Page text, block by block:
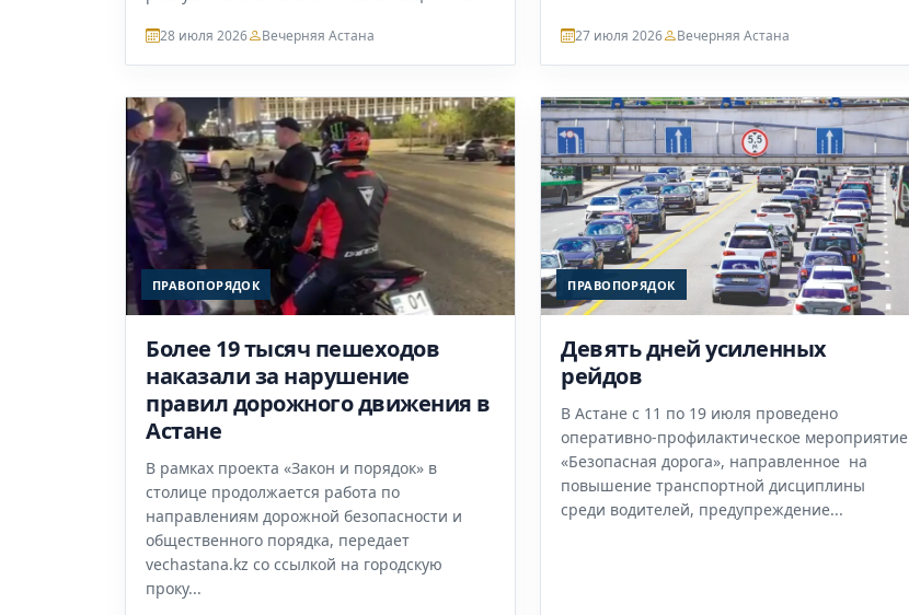
28 июля 2026 Вечерняя Астана 27 июля 2026 Вечерняя Астана
ПРАВОПОРЯДОК
Более 19 тысяч пешеходов
наказали за нарушение
правил дорожного движения в
Астане
В рамках проекта «Закон и порядок» в
столице продолжается работа по
направлениям дорожной безопасности и
общественного порядка, передает
vechastana.kz со ссылкой на городскую
проку...
ПРАВОПОРЯДОК
Девять дней усиленных
рейдов
В Астане с 11 по 19 июля проведено
оперативно-профилактическое мероприятие
«Безопасная дорога», направленное на
повышение транспортной дисциплины
среди водителей, предупреждение...